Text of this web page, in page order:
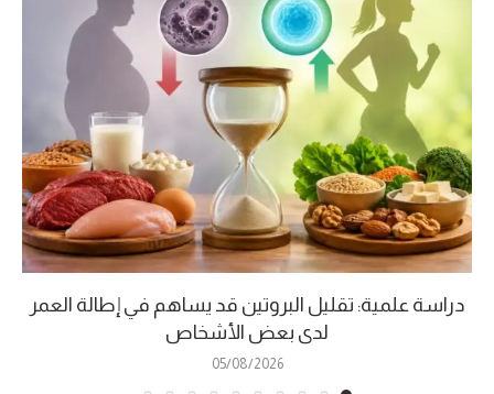
دراسة علمية: تقليل البروتين قد يساهم في إطالة العمر
لدى بعض الأشخاص
05/08/2026